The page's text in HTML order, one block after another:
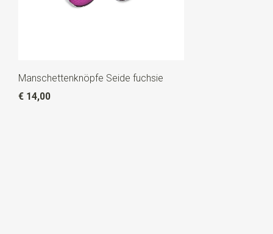
Manschettenknöpfe Seide fuchsie
€ 14,00